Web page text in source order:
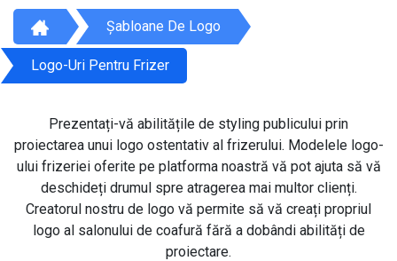
Șabloane De Logo
Logo-Uri Pentru Frizer
Prezentați-vă abilitățile de styling publicului prin
proiectarea unui logo ostentativ al frizerului. Modelele logo-
ului frizeriei oferite pe platforma noastră vă pot ajuta să vă
deschideți drumul spre atragerea mai multor clienți.
Creatorul nostru de logo vă permite să vă creați propriul
logo al salonului de coafură fără a dobândi abilități de
proiectare.